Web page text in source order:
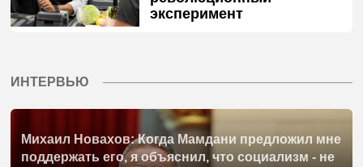
эксперимент
ИНТЕРВЬЮ
Михаил Новахов: Когда Мамдани предложил мне
поддержать его, я объяснил, что социализм - не